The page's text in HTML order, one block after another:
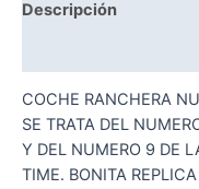
Descripción
COCHE RANCHERA
SE TRATA DEL
Y DEL NUMERO 9 DE
TIME. BONITA